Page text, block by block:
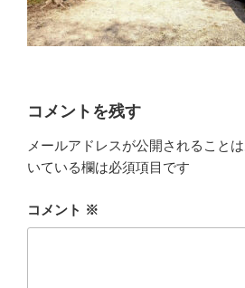
コメントを残す
メールアドレスが公開されることは
いている欄は必須項目です
コメント ※